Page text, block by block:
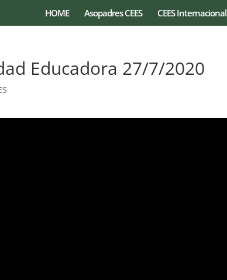
HOME Asopadres CEES CEES Internacional
Educadora 27/7/2020